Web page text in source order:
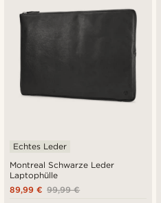
Montreal Schwarze Leder
Laptophülle
Echtes Leder
99,99 €
89,99 €